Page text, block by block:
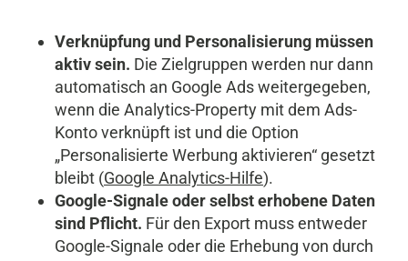
Verknüpfung und Personalisierung müssen
aktiv sein. Die Zielgruppen werden nur dann
automatisch an Google Ads weitergegeben,
wenn die Analytics-Property mit dem Ads-
Konto verknüpft ist und die Option
„Personalisierte Werbung aktivieren“ gesetzt
bleibt (Google Analytics-Hilfe).
Google-Signale oder selbst erhobene Daten
sind Pflicht. Für den Export muss entweder
Google-Signale oder die Erhebung von durch